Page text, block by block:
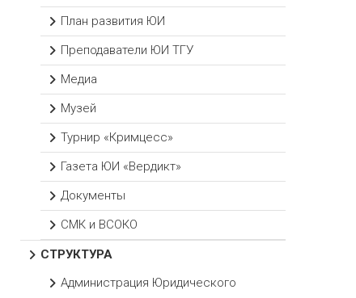
План развития ЮИ
Преподаватели ЮИ ТГУ
Медиа
Музей
Турнир «Кримцесс»
Газета ЮИ «Вердикт»
Документы
СМК и ВСОКО
СТРУКТУРА
Администрация Юридического